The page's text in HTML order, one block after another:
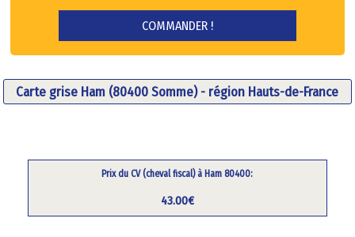
Carte grise Ham (80400 Somme) - région Hauts-de-France
Prix du CV (cheval fiscal) à Ham 80400:
43.00€